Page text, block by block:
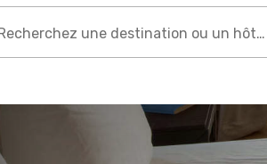
Recherchez une destination ou un hôtel